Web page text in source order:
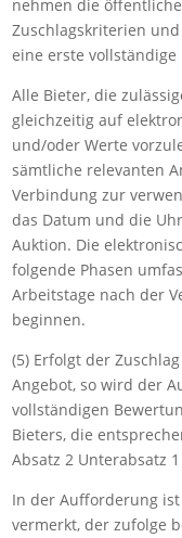
nehmen die
Zuschlagskriterien
eine erste
Alle Bieter, die
gleichzeitig auf
und/oder Werte
sämtliche relevanten
Verbindung zur
das Datum und die
Auktion. Die
folgende Phasen
Arbeitstage nach der
beginnen.
(5) Erfolgt der
Angebot, so wird der
vollständigen
Bieters, die
Absatz 2 Unterabsatz
In der Aufforderung
vermerkt, der zufolge